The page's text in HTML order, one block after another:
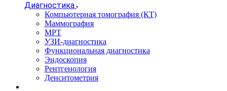
Диагностика
Компьютерная томография (КТ)
Маммография
МРТ
УЗИ-диагностика
Функциональная диагностика
Эндоскопия
Рентгенология
Денситометрия